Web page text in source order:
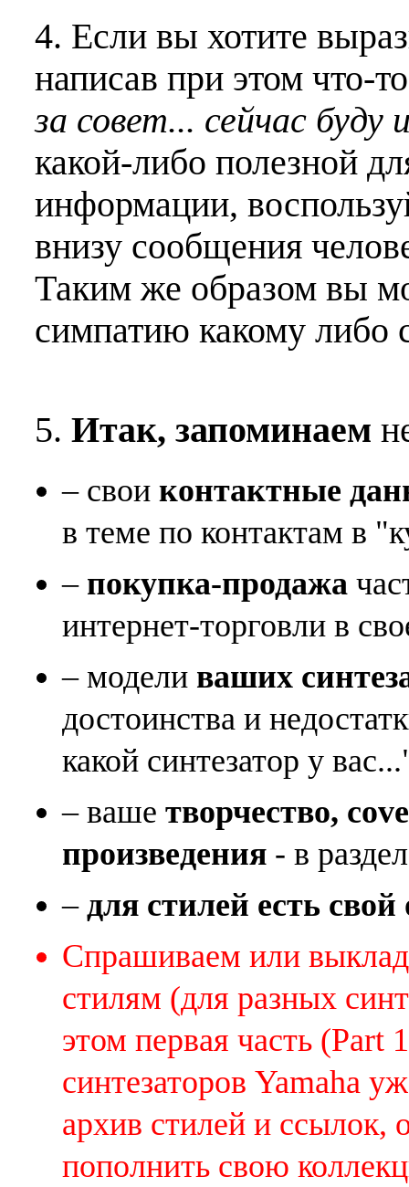
4. Если вы хотите
написав при этом что-
за совет... сейчас буду
какой-либо полезной
информации,
внизу сообщения
Таким же образом вы
симпатию какому
5. Итак, запоминаем
– свои контактные
в теме по контактам в
– покупка-продажа
интернет-торговли в
– модели ваших
достоинства и
какой синтезатор у
– ваше творчество,
произведения - в
–для стилей есть
Спрашиваем или
стилям (для разных
этом первая часть
синтезаторов Yamaha
архив стилей и ссылок,
пополнить свою